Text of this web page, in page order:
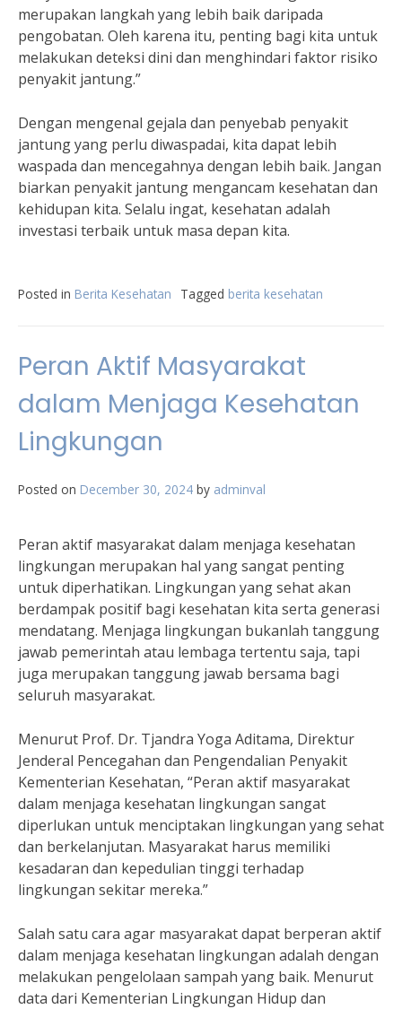
merupakan langkah yang lebih baik daripada
pengobatan. Oleh karena itu, penting bagi kita untuk
melakukan deteksi dini dan menghindari faktor risiko
penyakit jantung.”
Dengan mengenal gejala dan penyebab penyakit
jantung yang perlu diwaspadai, kita dapat lebih
waspada dan mencegahnya dengan lebih baik. Jangan
biarkan penyakit jantung mengancam kesehatan dan
kehidupan kita. Selalu ingat, kesehatan adalah
investasi terbaik untuk masa depan kita.
Posted in Berita Kesehatan Tagged berita kesehatan
Peran Aktif Masyarakat
dalam Menjaga Kesehatan
Lingkungan
Posted on December 30, 2024 by adminval
Peran aktif masyarakat dalam menjaga kesehatan
lingkungan merupakan hal yang sangat penting
untuk diperhatikan. Lingkungan yang sehat akan
berdampak positif bagi kesehatan kita serta generasi
mendatang. Menjaga lingkungan bukanlah tanggung
jawab pemerintah atau lembaga tertentu saja, tapi
juga merupakan tanggung jawab bersama bagi
seluruh masyarakat.
Menurut Prof. Dr. Tjandra Yoga Aditama, Direktur
Jenderal Pencegahan dan Pengendalian Penyakit
Kementerian Kesehatan, “Peran aktif masyarakat
dalam menjaga kesehatan lingkungan sangat
diperlukan untuk menciptakan lingkungan yang sehat
dan berkelanjutan. Masyarakat harus memiliki
kesadaran dan kepedulian tinggi terhadap
lingkungan sekitar mereka.”
Salah satu cara agar masyarakat dapat berperan aktif
dalam menjaga kesehatan lingkungan adalah dengan
melakukan pengelolaan sampah yang baik. Menurut
data dari Kementerian Lingkungan Hidup dan